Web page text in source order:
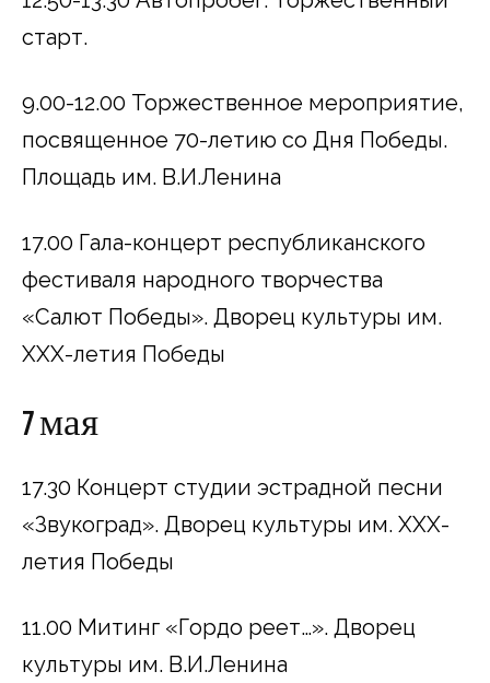
старт.
9.00-12.00 Торжественное мероприятие,
посвященное 70-летию со Дня Победы.
Площадь им. В.И.Ленина
17.00 Гала-концерт республиканского
фестиваля народного творчества
«Салют Победы». Дворец культуры им.
ХХХ-летия Победы
7 мая
17.30 Концерт студии эстрадной песни
«Звукоград». Дворец культуры им. ХХХ-
летия Победы
11.00 Митинг «Гордо реет…». Дворец
культуры им. В.И.Ленина